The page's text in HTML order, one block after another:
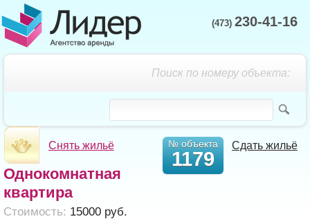
(473) 230-41-16
Поиск по номеру объекта:
Снять жильё Сдать жильё
№ объекта
1179
Однокомнатная
квартира
Cтоимость: 15000 руб.